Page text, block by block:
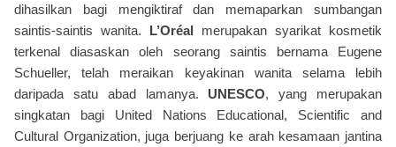
dihasilkan bagi mengiktiraf dan memaparkan sumbangan
saintis-saintis wanita. L’Oréal merupakan syarikat kosmetik
terkenal diasaskan oleh seorang saintis bernama Eugene
Schueller, telah meraikan keyakinan wanita selama lebih
daripada satu abad lamanya. UNESCO, yang merupakan
singkatan bagi United Nations Educational, Scientific and
Cultural Organization, juga berjuang ke arah kesamaan jantina